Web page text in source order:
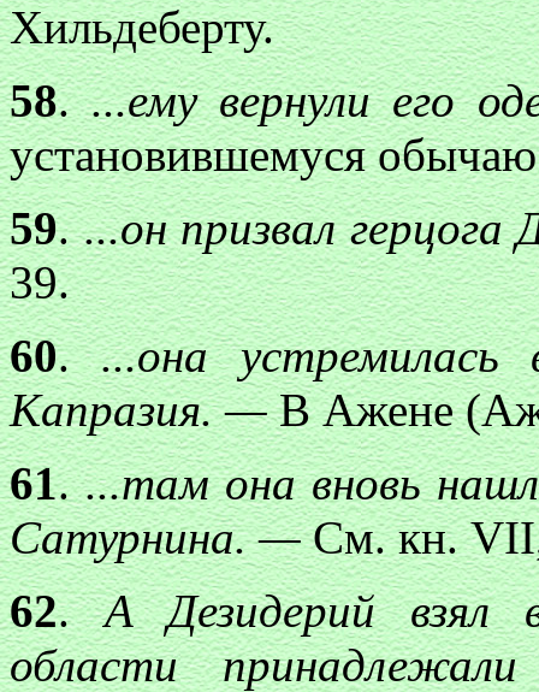
Хильдеберту.
58....ему вернули его
установившемуся
59....он призвал
39.
60....она устремилась
Капразия. —В Ажене
61....там она вновь
Сатурнина. —См. кн.
62.А Дезидерий взял
области